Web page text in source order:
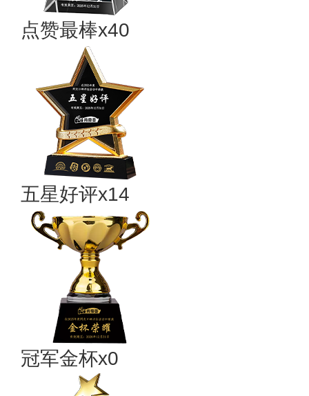
点赞最棒x40
五星好评x14
冠军金杯x0